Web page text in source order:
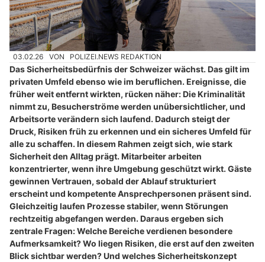
03.02.26 VON POLIZEI.NEWS REDAKTION
Das Sicherheitsbedürfnis der Schweizer wächst. Das gilt im
privaten Umfeld ebenso wie im beruflichen. Ereignisse, die
früher weit entfernt wirkten, rücken näher: Die Kriminalität
nimmt zu, Besucherströme werden unübersichtlicher, und
Arbeitsorte verändern sich laufend. Dadurch steigt der
Druck, Risiken früh zu erkennen und ein sicheres Umfeld für
alle zu schaffen. In diesem Rahmen zeigt sich, wie stark
Sicherheit den Alltag prägt. Mitarbeiter arbeiten
konzentrierter, wenn ihre Umgebung geschützt wirkt. Gäste
gewinnen Vertrauen, sobald der Ablauf strukturiert
erscheint und kompetente Ansprechpersonen präsent sind.
Gleichzeitig laufen Prozesse stabiler, wenn Störungen
rechtzeitig abgefangen werden. Daraus ergeben sich
zentrale Fragen: Welche Bereiche verdienen besondere
Aufmerksamkeit? Wo liegen Risiken, die erst auf den zweiten
Blick sichtbar werden? Und welches Sicherheitskonzept